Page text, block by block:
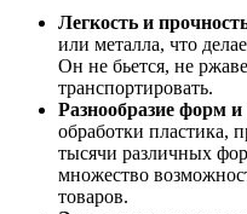
Легкость и
или металла, что
Он не бьется, не
транспортировать.
Разнообразие форм и
обработки пластика,
тысячи различных
множество
товаров.